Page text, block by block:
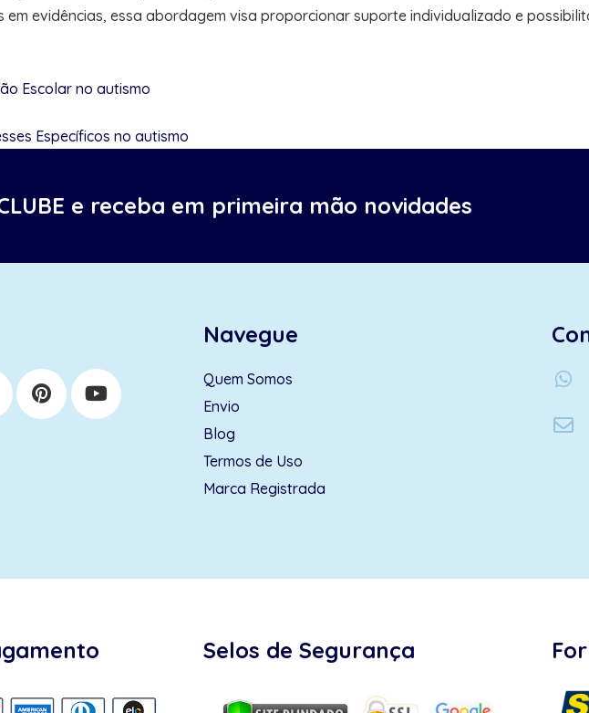
evidências, essa abordagem visa proporcionar suporte individualizado e
Escolar no autismo
Específicos no autismo
e receba em primeira mão novidades
Navegue
Quem Somos
Envio
Blog
Termos de Uso
Marca Registrada
whatsapp
Selos de Segurança